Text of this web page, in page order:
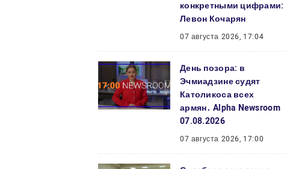
конкретными цифрами:
Левон Кочарян
07 августа 2026, 17:04
День позора: в
Эчмиадзине судят
Католикоса всех
армян․ Alpha Newsroom
07.08.2026
07 августа 2026, 17:00